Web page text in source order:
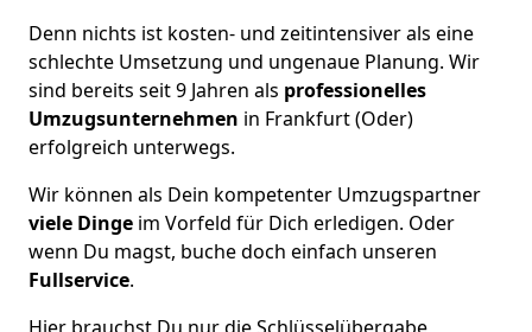
Denn nichts ist kosten- und zeitintensiver als eine
schlechte Umsetzung und ungenaue Planung. Wir
sind bereits seit 9 Jahren als professionelles
Umzugsunternehmen in Frankfurt (Oder)
erfolgreich unterwegs.
Wir können als Dein kompetenter Umzugspartner
viele Dinge im Vorfeld für Dich erledigen. Oder
wenn Du magst, buche doch einfach unseren
Fullservice.